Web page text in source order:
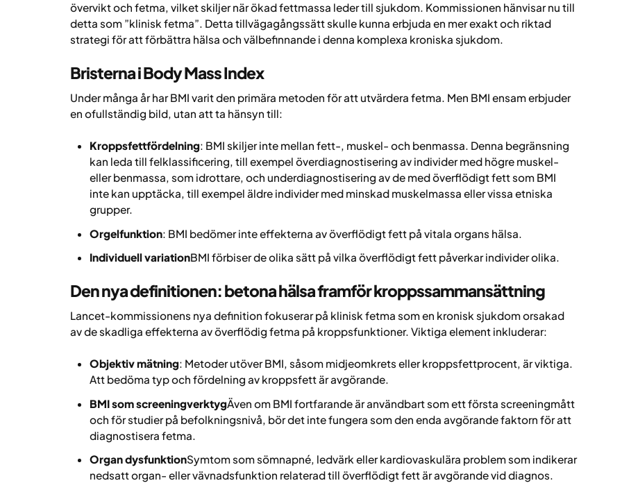
övervikt och fetma, vilket skiljer när ökad fettmassa leder till sjukdom. Kommissionen hänvisar nu till
detta som ”klinisk fetma”. Detta tillvägagångssätt skulle kunna erbjuda en mer exakt och riktad
strategi för att förbättra hälsa och välbefinnande i denna komplexa kroniska sjukdom.
Bristerna i Body Mass Index
Under många år har BMI varit den primära metoden för att utvärdera fetma. Men BMI ensam erbjuder
en ofullständig bild, utan att ta hänsyn till:
Kroppsfettfördelning: BMI skiljer inte mellan fett-, muskel- och benmassa. Denna begränsning
kan leda till felklassificering, till exempel överdiagnostisering av individer med högre muskel-
eller benmassa, som idrottare, och underdiagnostisering av de med överflödigt fett som BMI
inte kan upptäcka, till exempel äldre individer med minskad muskelmassa eller vissa etniska
grupper.
Orgelfunktion: BMI bedömer inte effekterna av överflödigt fett på vitala organs hälsa.
Individuell variationBMI förbiser de olika sätt på vilka överflödigt fett påverkar individer olika.
Den nya definitionen: betona hälsa framför kroppssammansättning
Lancet-kommissionens nya definition fokuserar på klinisk fetma som en kronisk sjukdom orsakad
av de skadliga effekterna av överflödig fetma på kroppsfunktioner. Viktiga element inkluderar:
Objektiv mätning: Metoder utöver BMI, såsom midjeomkrets eller kroppsfettprocent, är viktiga.
Att bedöma typ och fördelning av kroppsfett är avgörande.
BMI som screeningverktygÄven om BMI fortfarande är användbart som ett första screeningmått
och för studier på befolkningsnivå, bör det inte fungera som den enda avgörande faktorn för att
diagnostisera fetma.
Organ dysfunktionSymtom som sömnapné, ledvärk eller kardiovaskulära problem som indikerar
nedsatt organ- eller vävnadsfunktion relaterad till överflödigt fett är avgörande vid diagnos.